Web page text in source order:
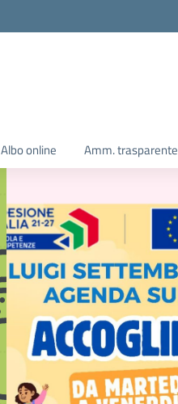
Albo online Amm. trasparente